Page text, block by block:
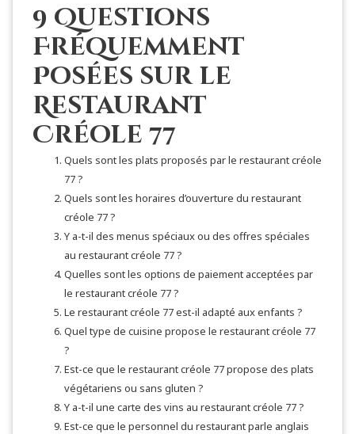
9 Questions
Fréquemment
Posées sur le
Restaurant
Créole 77
Quels sont les plats proposés par le restaurant créole
77 ?
Quels sont les horaires d’ouverture du restaurant
créole 77 ?
Y a-t-il des menus spéciaux ou des offres spéciales
au restaurant créole 77 ?
Quelles sont les options de paiement acceptées par
le restaurant créole 77 ?
Le restaurant créole 77 est-il adapté aux enfants ?
Quel type de cuisine propose le restaurant créole 77
?
Est-ce que le restaurant créole 77 propose des plats
végétariens ou sans gluten ?
Y a-t-il une carte des vins au restaurant créole 77 ?
Est-ce que le personnel du restaurant parle anglais